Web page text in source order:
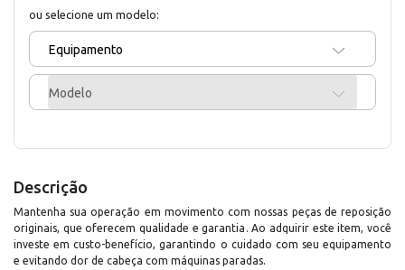
ou selecione um modelo:
Equipamento
Modelo
Descrição
Mantenha sua operação em movimento com nossas peças de reposição
originais, que oferecem qualidade e garantia. Ao adquirir este item, você
investe em custo-benefício, garantindo o cuidado com seu equipamento
e evitando dor de cabeça com máquinas paradas.